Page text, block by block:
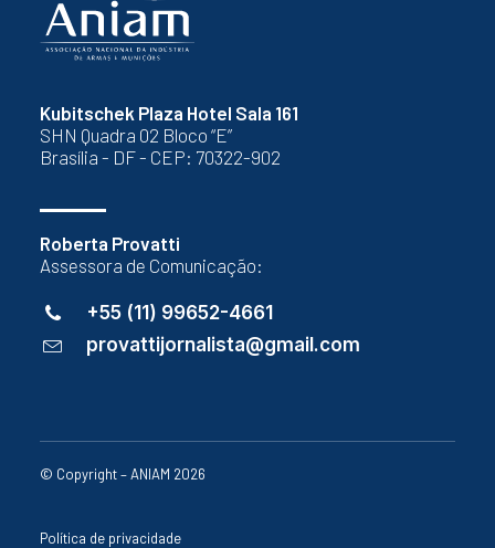
Kubitschek Plaza Hotel Sala 161
SHN Quadra 02 Bloco “E”
Brasília - DF - CEP: 70322-902
Roberta Provatti
Assessora de Comunicação:
+55 (11) 99652-4661
provattijornalista@gmail.com
© Copyright – ANIAM 2026
Política de privacidade